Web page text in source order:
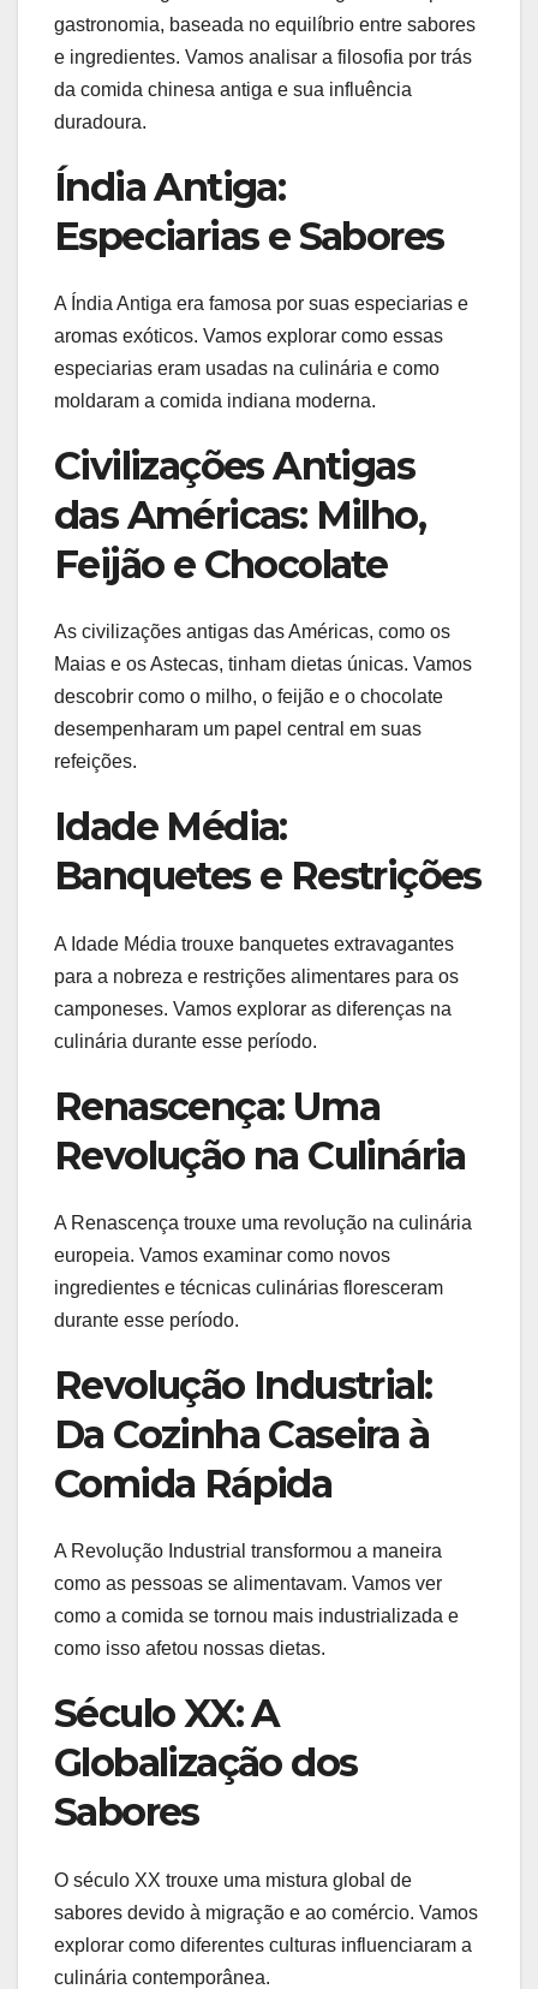
gastronomia, baseada no equilíbrio entre sabores
e ingredientes. Vamos analisar a filosofia por trás
da comida chinesa antiga e sua influência
duradoura.
Índia Antiga:
Especiarias e Sabores
A Índia Antiga era famosa por suas especiarias e
aromas exóticos. Vamos explorar como essas
especiarias eram usadas na culinária e como
moldaram a comida indiana moderna.
Civilizações Antigas
das Américas: Milho,
Feijão e Chocolate
As civilizações antigas das Américas, como os
Maias e os Astecas, tinham dietas únicas. Vamos
descobrir como o milho, o feijão e o chocolate
desempenharam um papel central em suas
refeições.
Idade Média:
Banquetes e Restrições
A Idade Média trouxe banquetes extravagantes
para a nobreza e restrições alimentares para os
camponeses. Vamos explorar as diferenças na
culinária durante esse período.
Renascença: Uma
Revolução na Culinária
A Renascença trouxe uma revolução na culinária
europeia. Vamos examinar como novos
ingredientes e técnicas culinárias floresceram
durante esse período.
Revolução Industrial:
Da Cozinha Caseira à
Comida Rápida
A Revolução Industrial transformou a maneira
como as pessoas se alimentavam. Vamos ver
como a comida se tornou mais industrializada e
como isso afetou nossas dietas.
Século XX: A
Globalização dos
Sabores
O século XX trouxe uma mistura global de
sabores devido à migração e ao comércio. Vamos
explorar como diferentes culturas influenciaram a
culinária contemporânea.